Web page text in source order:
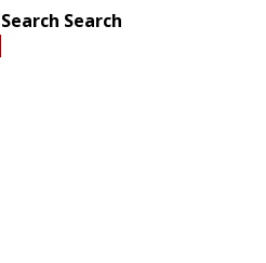
Search Search